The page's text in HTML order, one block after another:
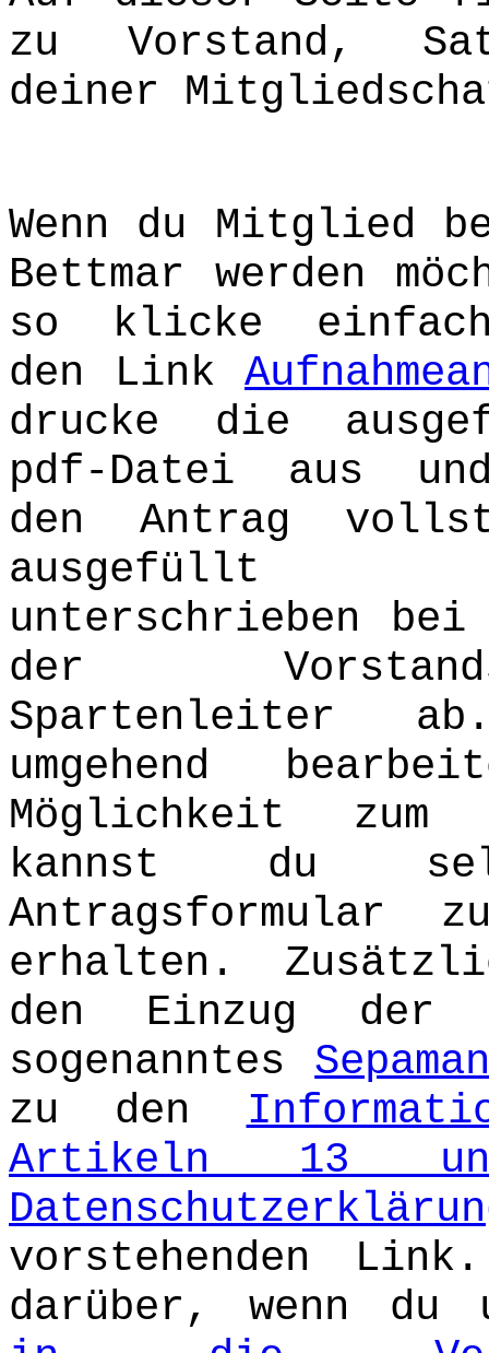
zu Vorstand,
deiner
Wenn du Mitglied
Bettmar werden
so klicke
den Link
drucke die
pdf-Datei aus
den Antrag
ausgefüllt
unterschrieben bei
der
Spartenleiter
umgehend
Möglichkeit zum
kannst du
Antragsformular
erhalten.
den Einzug der
sogenanntes
zu den
Artikeln 13
vorstehenden
darüber, wenn